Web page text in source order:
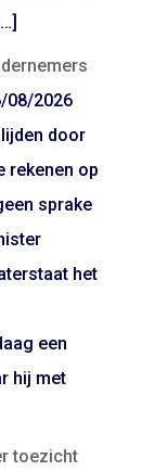
08/2026
door
rekenen op
sprake
het
een
hij met
toezicht